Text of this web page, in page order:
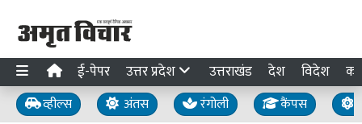
ई-पेपर उत्तर प्रदेश उत्तराखंड देश विदेश
व्हील्स अंतस रंगोली कैंपस